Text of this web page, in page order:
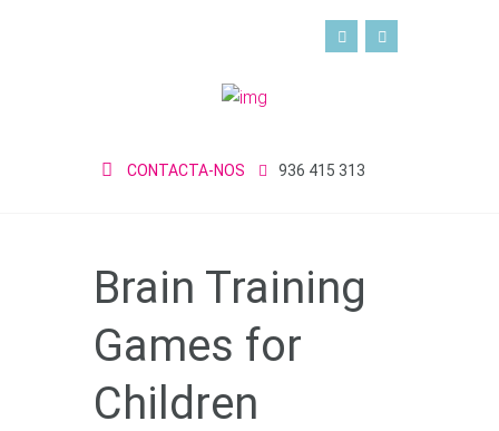
CONTACTA-NOS 936 415 313
Brain Training
Games for
Children